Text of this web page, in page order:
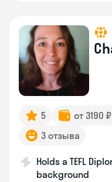
5 от 3190
3 отзыва
Holds a TEFL
background